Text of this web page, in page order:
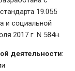
19.055
и социальной
2017 г. N 584н.
деятельности: